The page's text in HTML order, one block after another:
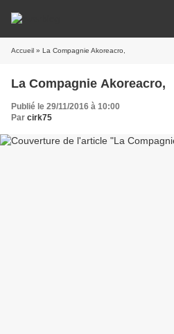
Accueil » La Compagnie Akoreacro,
La Compagnie Akoreacro,
Publié le 29/11/2016 à 10:00
Par cirk75